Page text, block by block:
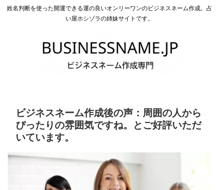
姓名判断を使った開運できる運の良いオンリーワンのビジネスネーム作成。占
い屋ホシゾラの姉妹サイトです。
ビジネスネーム作成後の声：周囲の人から
ぴったりの雰囲気ですね。とご好評いただ
いています。